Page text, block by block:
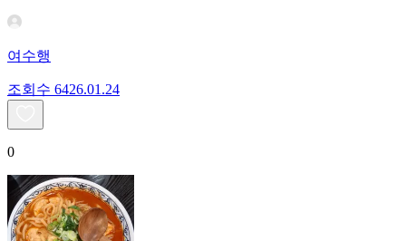
여수행
조회수 6426.01.24
0